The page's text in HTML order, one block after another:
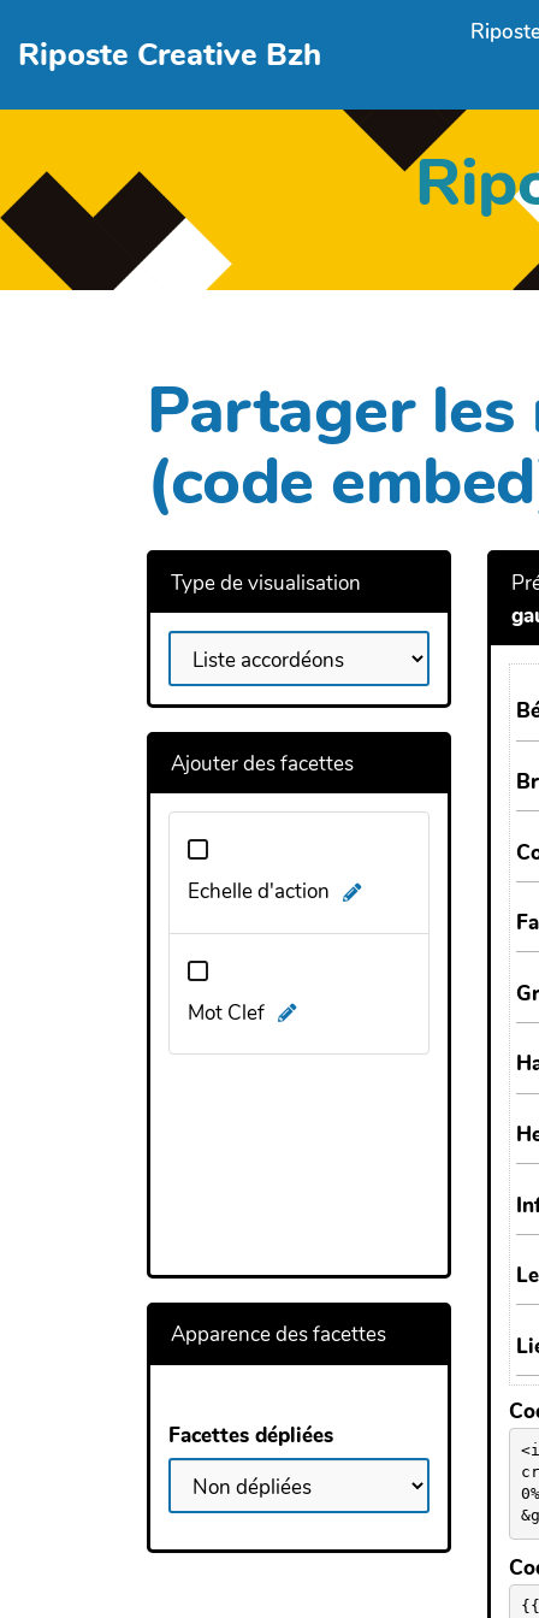
Riposte Creative Bzh
Partager
(code
Type de visualisation
Ajouter des facettes
Echelle d'action
Mot Clef
Apparence des facettes
Facettes dépliées